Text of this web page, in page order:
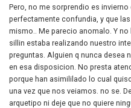
Pero, no me sorprendio es
perfectamente confundia, y que
mismo.. Me parecio anomalo. Y
sillin estaba realizando nuestro
preguntas. Alguien q nunca desea
en esa disposicion. No presta
porque han asimililado lo cual
una vez que nos veiamos. no se.
arquetipo ni deje que no quiere